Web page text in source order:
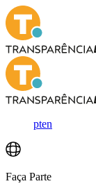
pten
Faça Parte